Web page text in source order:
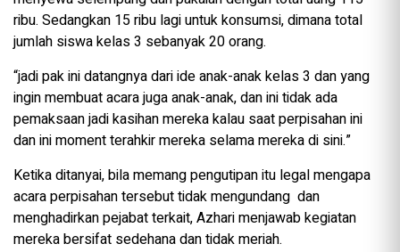
ribu. Sedangkan 15 ribu lagi untuk konsumsi, dimana total
jumlah siswa kelas 3 sebanyak 20 orang.
“jadi pak ini datangnya dari ide anak-anak kelas 3 dan yang
ingin membuat acara juga anak-anak, dan ini tidak ada
pemaksaan jadi kasihan mereka kalau saat perpisahan ini
dan ini moment terahkir mereka selama mereka di sini.”
Ketika ditanyai, bila memang pengutipan itu legal mengapa
acara perpisahan tersebut tidak mengundang dan
menghadirkan pejabat terkait, Azhari menjawab kegiatan
mereka bersifat sedehana dan tidak meriah.